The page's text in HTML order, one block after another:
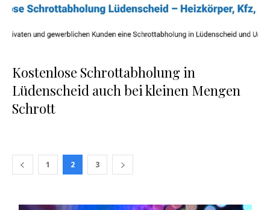
Kostenlose Schrottabholung in
Lüdenscheid auch bei kleinen Mengen
Schrott
1 2 3